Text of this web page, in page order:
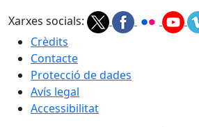
Xarxes socials:
Crèdits
Contacte
Protecció de dades
Avís legal
Accessibilitat